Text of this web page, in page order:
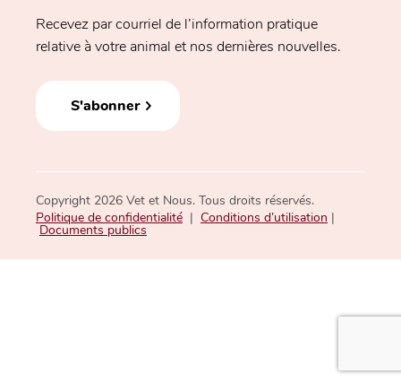
Recevez par courriel de l’information pratique
relative à votre animal et nos dernières nouvelles.
S'abonner
Copyright 2026 Vet et Nous. Tous droits réservés.
Politique de confidentialité | Conditions d’utilisation |
Documents publics